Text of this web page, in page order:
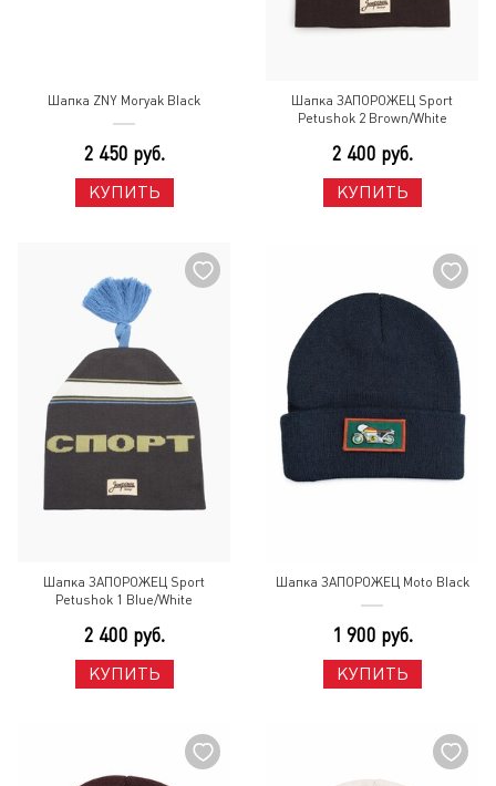
Шапка ZNY Moryak Black
2 450 руб.
КУПИТЬ
Шапка ЗАПОРОЖЕЦ Sport
Petushok 2 Brown/White
2 400 руб.
КУПИТЬ
Шапка ЗАПОРОЖЕЦ Sport
Petushok 1 Blue/White
2 400 руб.
КУПИТЬ
Шапка ЗАПОРОЖЕЦ Moto Black
1 900 руб.
КУПИТЬ